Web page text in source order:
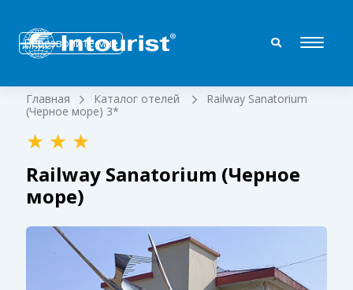
Перезвоните мне
Главная Каталог отелей
Railway Sanatorium
(Черное море) 3*
Railway Sanatorium (Черное
море)